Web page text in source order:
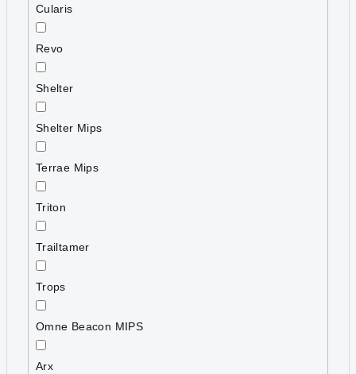
Cularis
Revo
Shelter
Shelter Mips
Terrae Mips
Triton
Trailtamer
Trops
Omne Beacon MIPS
Arx